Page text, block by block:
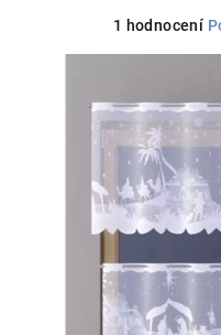
Průměrné
5,0
hvězdiček.
1 hodnocení